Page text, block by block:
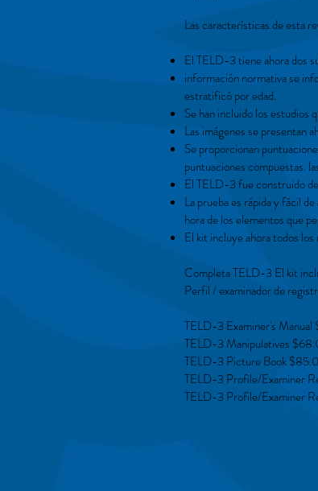
Las características de esta
El TELD-3 tiene ahora dos
información normativa se
estratificó por edad.
Se han incluido los estudios
Las imágenes se presentan
Se proporcionan
puntuaciones compuestas.
El TELD-3 fue construido
La prueba es rápida y fácil
hora de los elementos que
El kit incluye ahora todos los
Completa TELD-3 El kit
Perfil / examinador de
TELD-3 Examiner's
TELD-3 Manipulatives
TELD-3 Picture Book
TELD-3 Profile/Examiner
TELD-3 Profile/Examiner